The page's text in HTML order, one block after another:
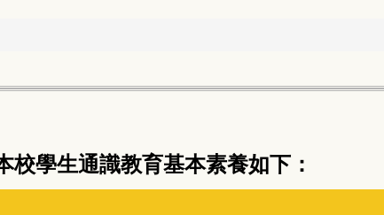
校學生通識教育基本素養如下：